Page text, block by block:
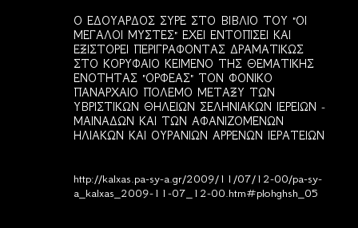
Ο ΕΔΟΥΑΡΔΟΣ ΣΥΡΕ ΣΤΟ ΒΙΒΛΙΟ ΤΟΥ "ΟΙ
ΜΕΓΑΛΟΙ ΜΥΣΤΕΣ" ΕΧΕΙ ΕΝΤΟΠΙΣΕΙ ΚΑΙ
ΕΞΙΣΤΟΡΕΙ ΠΕΡΙΓΡΑΦΟΝΤΑΣ ΔΡΑΜΑΤΙΚΩΣ
ΣΤΟ ΚΟΡΥΦΑΙΟ ΚΕΙΜΕΝΟ ΤΗΣ ΘΕΜΑΤΙΚΗΣ
ΕΝΟΤΗΤΑΣ "ΟΡΦΕΑΣ" ΤΟΝ ΦΟΝΙΚΟ
ΠΑΝΑΡΧΑΙΟ ΠΟΛΕΜΟ ΜΕΤΑΞΥ ΤΩΝ
ΥΒΡΙΣΤΙΚΩΝ ΘΗΛΕΙΩΝ ΣΕΛΗΝΙΑΚΩΝ ΙΕΡΕΙΩΝ -
ΜΑΙΝΑΔΩΝ ΚΑΙ ΤΩΝ ΑΦΑΝΙΖΟΜΕΝΩΝ
ΗΛΙΑΚΩΝ ΚΑΙ ΟΥΡΑΝΙΩΝ ΑΡΡΕΝΩΝ ΙΕΡΑΤΕΙΩΝ
http://kalxas.pa-sy-a.gr/2009/11/07/12-00/pa-sy-
a_kalxas_2009-11-07_12-00.htm#plohghsh_05